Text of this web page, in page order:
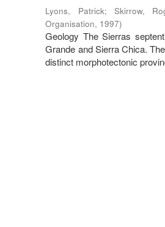
Lyons, Patrick; Skirrow,
Organisation, 1997)
Geology The Sierras
Grande and Sierra Chica.
distinct morphotectonic